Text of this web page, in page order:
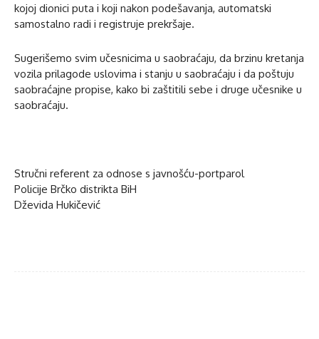
kojoj dionici puta i koji nakon podešavanja, automatski
samostalno radi i registruje prekršaje.
Sugerišemo svim učesnicima u saobraćaju, da brzinu kretanja
vozila prilagode uslovima i stanju u saobraćaju i da poštuju
saobraćajne propise, kako bi zaštitili sebe i druge učesnike u
saobraćaju.
Stručni referent za odnose s javnošću-portparol
Policije Brčko distrikta BiH
Dževida Hukičević